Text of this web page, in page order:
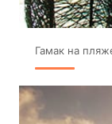
Гамак на